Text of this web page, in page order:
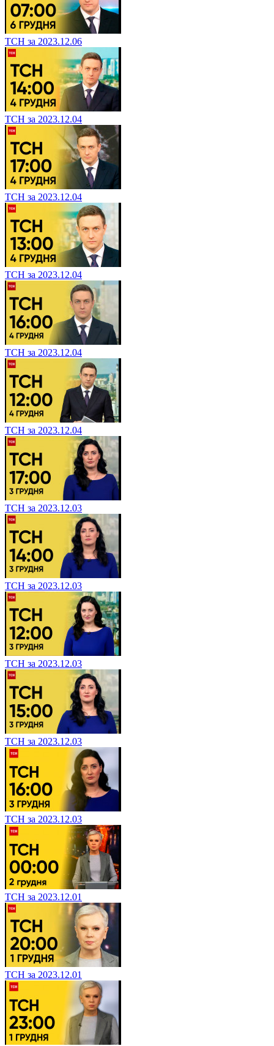
ТСН за 2023.12.06
ТСН за 2023.12.04
ТСН за 2023.12.04
ТСН за 2023.12.04
ТСН за 2023.12.04
ТСН за 2023.12.04
ТСН за 2023.12.03
ТСН за 2023.12.03
ТСН за 2023.12.03
ТСН за 2023.12.03
ТСН за 2023.12.03
ТСН за 2023.12.01
ТСН за 2023.12.01